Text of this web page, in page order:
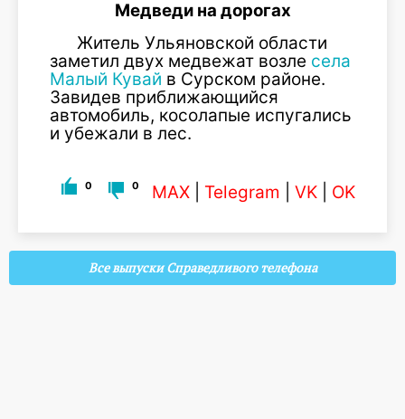
Медведи на дорогах
Житель Ульяновской области
заметил двух медвежат возле села
Малый Кувай в Сурском районе.
Завидев приближающийся
автомобиль, косолапые испугались
и убежали в лес.
0 0 MAX Telegram VK OK
Все выпуски Справедливого телефона